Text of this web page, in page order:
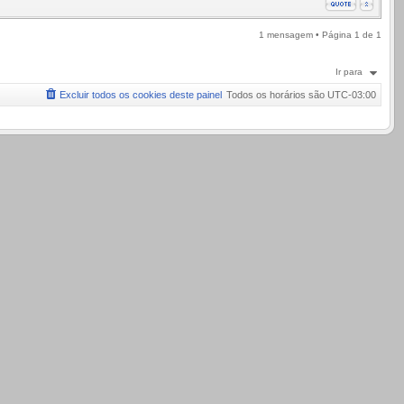
1 mensagem • Página 1 de 1
Ir para
Todos os horários são UTC-03:00
Excluir todos os cookies deste painel